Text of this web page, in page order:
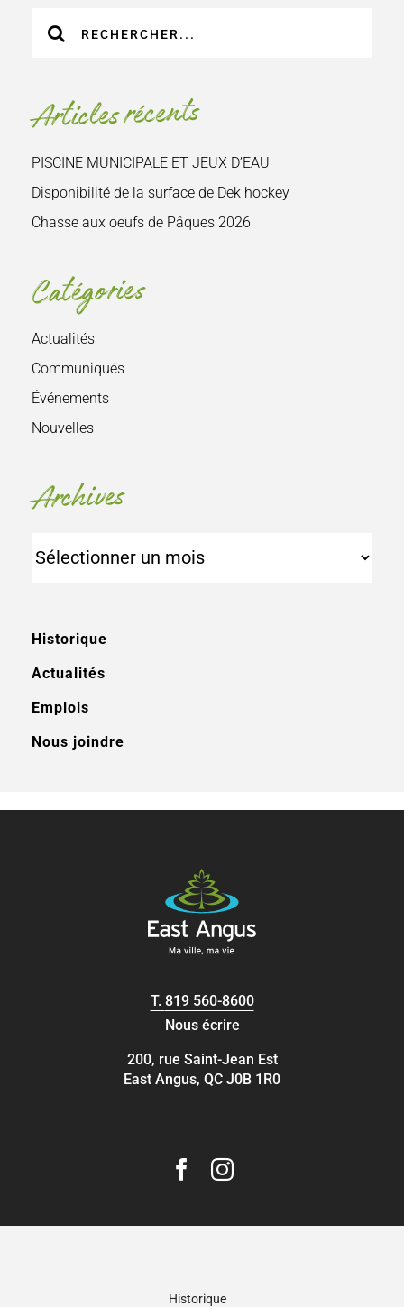
sur
Articles récents
PISCINE MUNICIPALE ET JEUX D’EAU
Disponibilité de la surface de Dek hockey
Chasse aux oeufs de Pâques 2026
Catégories
Actualités
Communiqués
Événements
Nouvelles
Archives
Historique
Actualités
Emplois
Nous joindre
T. 819 560-8600
Nous écrire
200, rue Saint-Jean Est
East Angus, QC J0B 1R0
Historique